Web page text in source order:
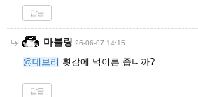
답글
마블링 26-06-07 14:15
@데브리 횟감에 먹이른 줍니까?
답글